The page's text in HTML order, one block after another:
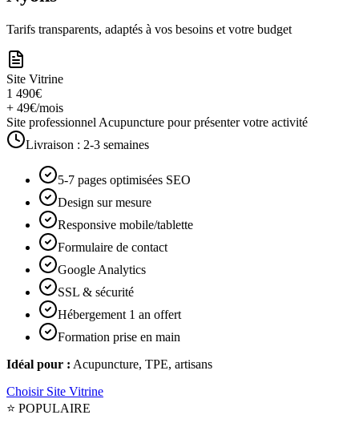
Tarifs transparents, adaptés à vos besoins et votre budget
Site Vitrine
1 490€
+ 49€/mois
Site professionnel Acupuncture pour présenter votre activité
Livraison : 2-3 semaines
5-7 pages optimisées SEO
Design sur mesure
Responsive mobile/tablette
Formulaire de contact
Google Analytics
SSL & sécurité
Hébergement 1 an offert
Formation prise en main
Idéal pour : Acupuncture, TPE, artisans
Choisir Site Vitrine
⭐ POPULAIRE